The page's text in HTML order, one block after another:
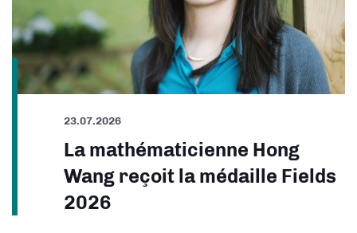
23.07.2026
La mathématicienne Hong
Wang reçoit la médaille Fields
2026